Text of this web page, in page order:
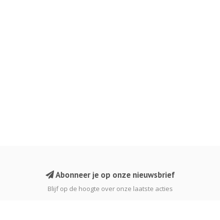
Abonneer je op onze nieuwsbrief
Blijf op de hoogte over onze laatste acties